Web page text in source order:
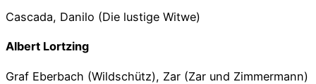
Cascada, Danilo (Die lustige Witwe)
Albert Lortzing
Graf Eberbach (Wildschütz), Zar (Zar und Zimmermann)